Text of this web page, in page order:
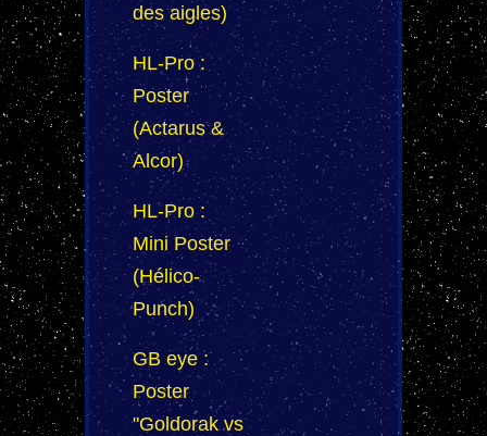
des aigles)
HL-Pro :
Poster
(Actarus &
Alcor)
HL-Pro :
Mini Poster
(Hélico-
Punch)
GB eye :
Poster
"Goldorak vs